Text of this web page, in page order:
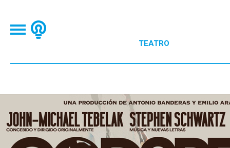
TEATRO